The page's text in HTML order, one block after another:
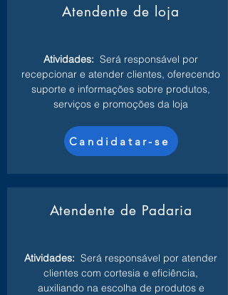
Atendente de loja
Atividades: Será responsável por
recepcionar e atender clientes, oferecendo
suporte e informações sobre produtos,
serviços e promoções da loja
Candidatar-se
Atendente de Padaria
Atividades: Será responsável por atender
clientes com cortesia e eficiência,
auxiliando na escolha de produtos e